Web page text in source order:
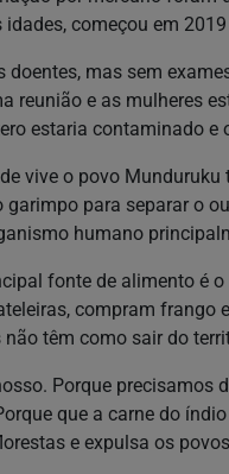
idades, começou em
doentes, mas sem
reunião e as mulheres
estaria contaminado
vive o povo
garimpo para separar o
humano
fonte de alimento é
compram frango
não têm como sair do
Porque precisamos
que a carne do
e expulsa os